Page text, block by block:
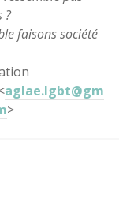
?
faisons société
aglae.lgbt@gm
>